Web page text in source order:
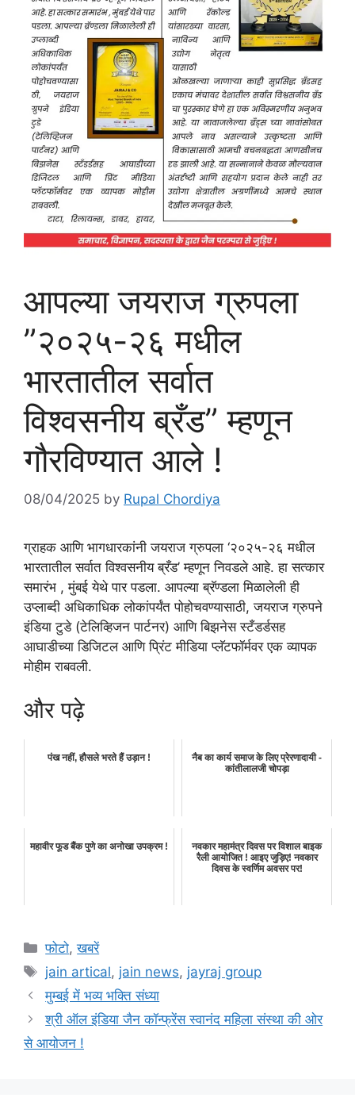
आपल्या जयराज ग्रुपला
”२०२५-२६ मधील
भारतातील सर्वात
विश्वसनीय ब्रँड” म्हणून
गौरविण्यात आले !
08/04/2025 by Rupal Chordiya
ग्राहक आणि भागधारकांनी जयराज ग्रुपला ‘२०२५-२६ मधील
भारतातील सर्वात विश्वसनीय ब्रँड’ म्हणून निवडले आहे. हा सत्कार
समारंभ , मुंबई येथे पार पडला. आपल्या ब्रॅण्डला मिळालेली ही
उप्लाब्दी अधिकाधिक लोकांपर्यंत पोहोचवण्यासाठी, जयराज ग्रुपने
इंडिया टुडे (टेलिव्हिजन पार्टनर) आणि बिझनेस स्टँडर्डसह
आघाडीच्या डिजिटल आणि प्रिंट मीडिया प्लॅटफॉर्मवर एक व्यापक
मोहीम राबवली.
और पढ़े
पंख नहीं, हौसले भरते हैं उड़ान !
नैब का कार्य समाज के लिए प्रेरणादायी -
कांतीलालजी चोपड़ा
महावीर फूड बैंक पुणे का अनोखा उपक्रम !
नवकार महामंत्र दिवस पर विशाल बाइक
रैली आयोजित ! आइए जुड़िए! नवकार
दिवस के स्वर्णिम अवसर पर!
Categories
फोटो,खबरें
Tags
jain artical, jain news, jayraj group
मुम्बई में भव्य भक्ति संध्या
श्री ऑल इंडिया जैन कॉन्फ्रेंस स्वानंद महिला संस्था की ओर
से आयोजन !